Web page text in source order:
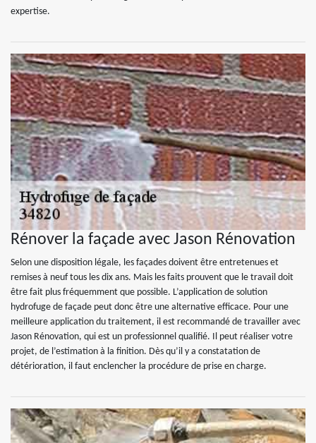
expertise.
Rénover la façade avec Jason Rénovation
Selon une disposition légale, les façades doivent être entretenues et
remises à neuf tous les dix ans. Mais les faits prouvent que le travail doit
être fait plus fréquemment que possible. L’application de solution
hydrofuge de façade peut donc être une alternative efficace. Pour une
meilleure application du traitement, il est recommandé de travailler avec
Jason Rénovation, qui est un professionnel qualifié. Il peut réaliser votre
projet, de l’estimation à la finition. Dès qu’il y a constatation de
détérioration, il faut enclencher la procédure de prise en charge.